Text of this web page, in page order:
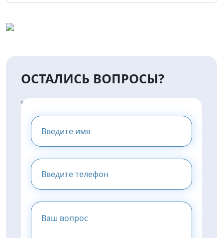
ОСТАЛИСЬ ВОПРОСЫ?
НАПИШИТЕ НАМ И МЫ
ПРЕДОСТАВИМ ВАМ
КОНСУЛЬТАЦИЮ